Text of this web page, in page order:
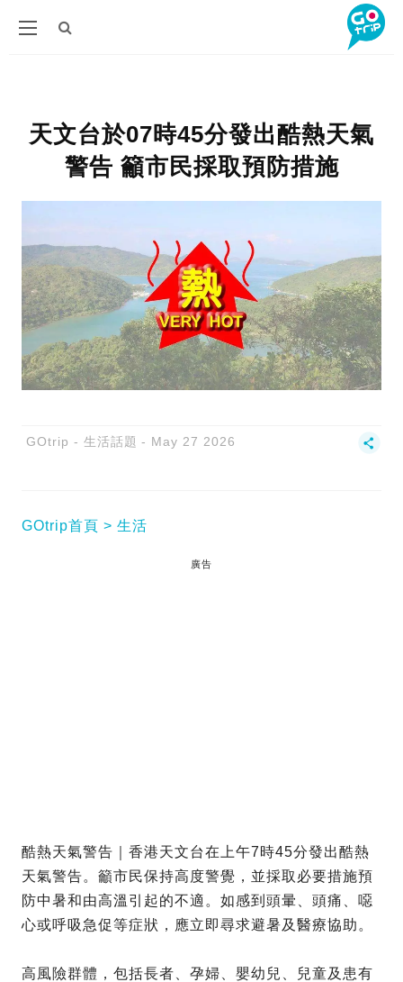
天文台於07時45分發出酷熱天氣
警告 籲市民採取預防措施
GOtrip - 生活話題 May 27 2026
GOtrip首頁 生活
廣告
酷熱天氣警告｜香港天文台在上午7時45分發出酷熱
天氣警告。籲市民保持高度警覺，並採取必要措施預
防中暑和由高溫引起的不適。如感到頭暈、頭痛、噁
心或呼吸急促等症狀，應立即尋求避暑及醫療協助。
高風險群體，包括長者、孕婦、嬰幼兒、兒童及患有